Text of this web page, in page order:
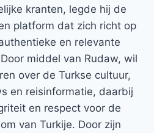
kranten, legde hij de
platform dat zich richt op
en relevante
middel van Rudaw, wil
over de Turkse cultuur,
en reisinformatie, daarbij
en respect voor de
van Turkije. Door zijn